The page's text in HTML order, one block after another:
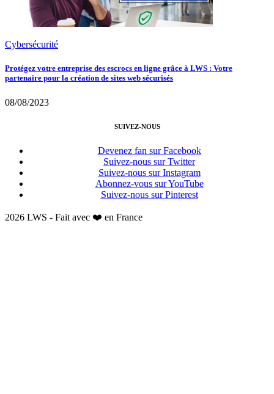
Cybersécurité
Protégez votre entreprise des escrocs en ligne grâce à LWS : Votre
partenaire pour la création de sites web sécurisés
08/08/2023
SUIVEZ-NOUS
Devenez fan sur Facebook
Suivez-nous sur Twitter
Suivez-nous sur Instagram
Abonnez-vous sur YouTube
Suivez-nous sur Pinterest
2026 LWS - Fait avec ❤️ en France